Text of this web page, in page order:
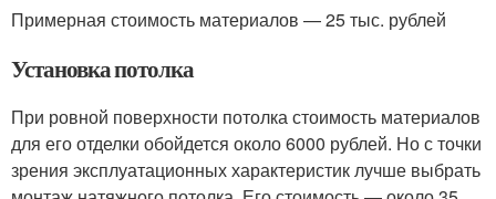
Примерная стоимость материалов — 25 тыс. рублей
Установка потолка
При ровной поверхности потолка стоимость материалов
для его отделки обойдется около 6000 рублей. Но с точки
зрения эксплуатационных характеристик лучше выбрать